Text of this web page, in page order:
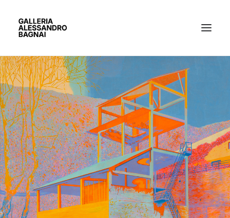
ARTISTI
MOSTRE
GALLERIA
BACHECA
CONTATTI